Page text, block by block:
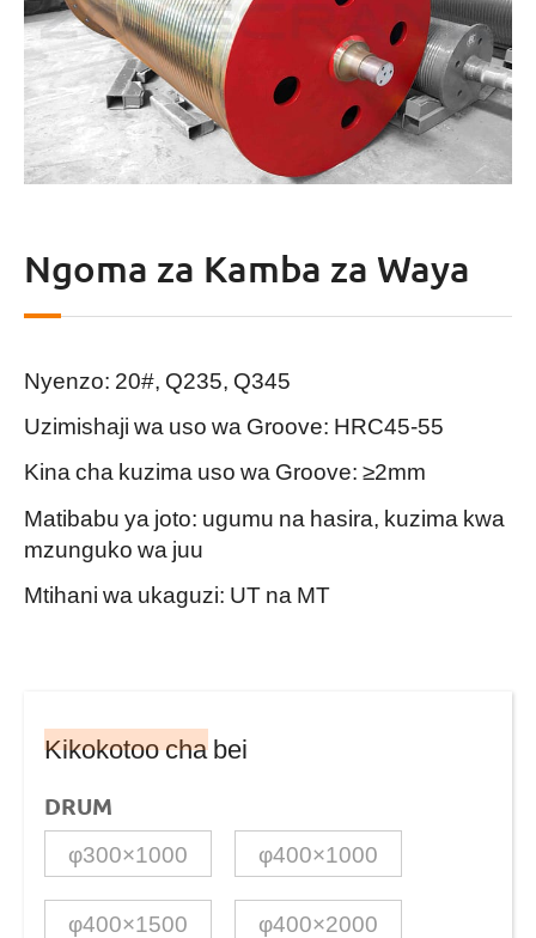
Ngoma za Kamba za Waya
Nyenzo: 20#, Q235, Q345
Uzimishaji wa uso wa Groove: HRC45-55
Kina cha kuzima uso wa Groove: ≥2mm
Matibabu ya joto: ugumu na hasira, kuzima kwa
mzunguko wa juu
Mtihani wa ukaguzi: UT na MT
Kikokotoo cha bei
DRUM
φ300×1000 φ400×1000
φ400×1500 φ400×2000